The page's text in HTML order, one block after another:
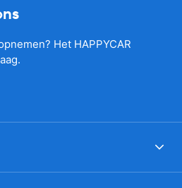
Het HAPPYCAR